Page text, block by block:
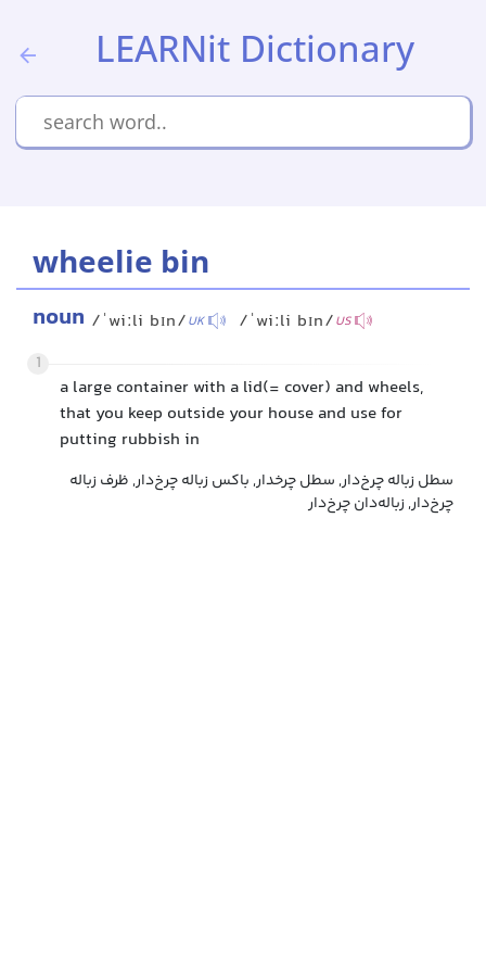
LEARNit Dictionary
wheelie bin
noun /ˈwiːli bɪn/UK /ˈwiːli bɪn/US
1
a large container with a lid(= cover) and wheels,
that you keep outside your house and use for
putting rubbish in
سطل زباله چرخ‌دار, سطل چرخدار, باکس زباله چرخ‌دار, ظرف زباله
چرخ‌دار, زباله‌دان چرخ‌دار